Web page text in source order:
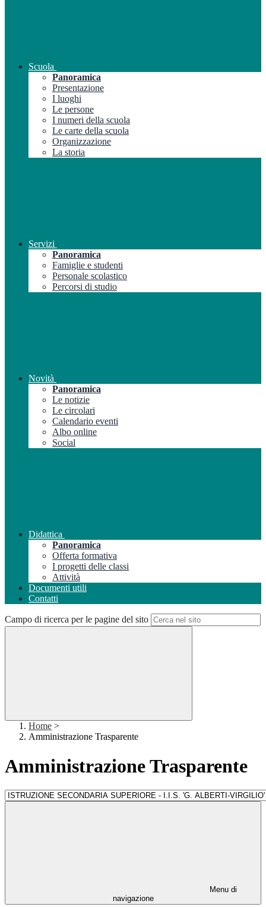
Scuola
Panoramica
Presentazione
I luoghi
Le persone
I numeri della scuola
Le carte della scuola
Organizzazione
La storia
Servizi
Panoramica
Famiglie e studenti
Personale scolastico
Percorsi di studio
Novità
Panoramica
Le notizie
Le circolari
Calendario eventi
Albo online
Social
Didattica
Panoramica
Offerta formativa
I progetti delle classi
Attività
Documenti utili
Contatti
Campo di ricerca per le pagine del sito
Home >
Amministrazione Trasparente
Amministrazione Trasparente
Menu di
navigazione